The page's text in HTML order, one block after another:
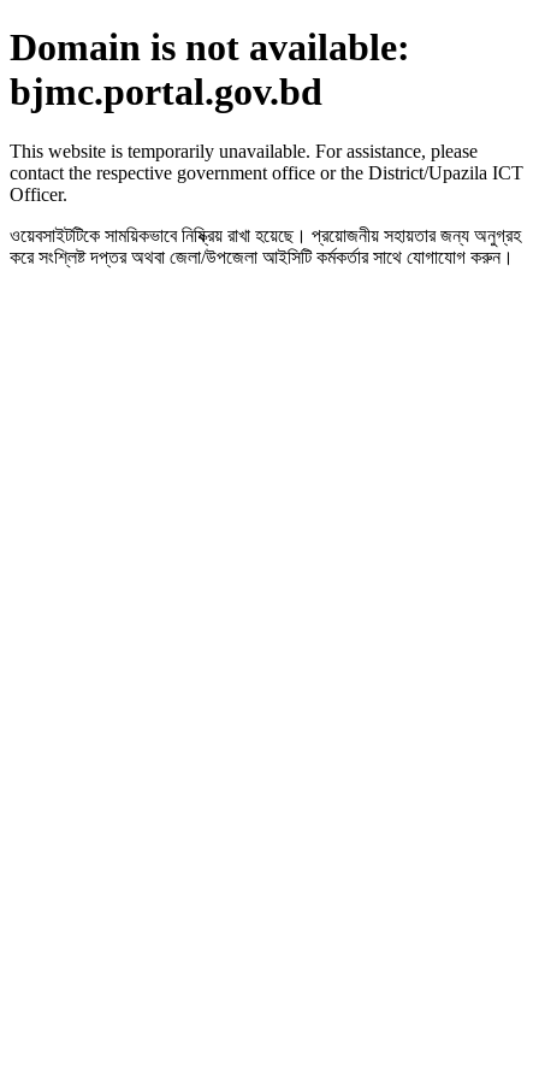
Domain is not available:
bjmc.portal.gov.bd
This website is temporarily unavailable. For assistance, please
contact the respective government office or the District/Upazila ICT
Officer.
ওয়েবসাইটটিকে সাময়িকভাবে নিষ্ক্রিয় রাখা হয়েছে। প্রয়োজনীয় সহায়তার জন্য অনুগ্রহ
করে সংশ্লিষ্ট দপ্তর অথবা জেলা/উপজেলা আইসিটি কর্মকর্তার সাথে যোগাযোগ করুন।